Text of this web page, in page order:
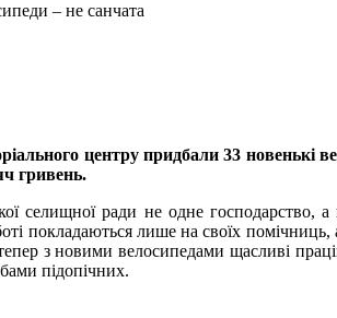
– не санчата
центру придбали 33
гривень.
селищної ради не одне
покладаються лише на своїх
з новими велосипедами щасливі
підопічних.